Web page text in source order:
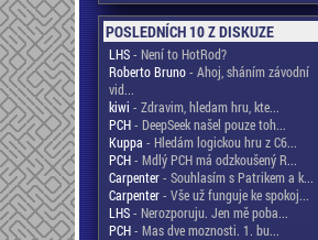
POSLEDNÍCH 10 Z DISKUZE
LHS- Není to HotRod?
Roberto Bruno- Ahoj, sháním závodní
vid...
kiwi - Zdravim, hledam hru, kte...
PCH- DeepSeek našel pouze toh...
Kuppa - Hledám logickou hru z C6...
PCH- Mdlý PCH má odzkoušený R...
Carpenter- Souhlasím s Patrikem a k...
Carpenter- Vše už funguje ke spokoj...
LHS- Nerozporuju. Jen mě poba...
PCH- Mas dve moznosti. 1. bu...